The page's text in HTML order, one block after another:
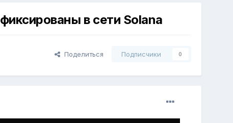
в сети Solana
Поделиться Подписчики 0